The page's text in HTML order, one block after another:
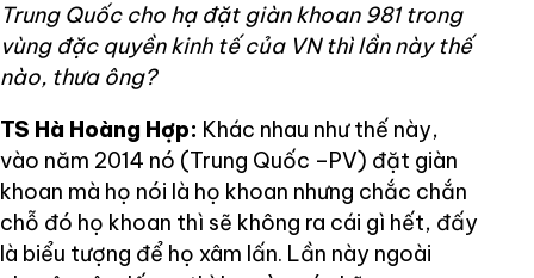
Trung Quốc cho hạ đặt giàn khoan 981 trong
vùng đặc quyền kinh tế của VN thì lần này thế
nào, thưa ông?
TS Hà Hoàng Hợp: Khác nhau như thế này,
vào năm 2014 nó (Trung Quốc –PV) đặt giàn
khoan mà họ nói là họ khoan nhưng chắc chắn
chỗ đó họ khoan thì sẽ không ra cái gì hết, đấy
là biểu tượng để họ xâm lấn. Lần này ngoài